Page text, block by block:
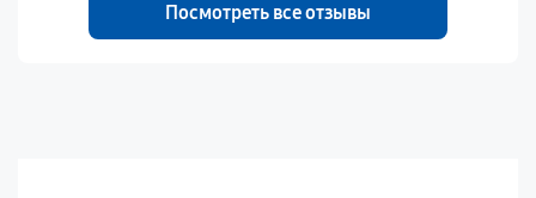
Посмотреть все отзывы